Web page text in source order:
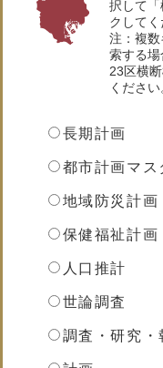
択して「
クしてく
注：複
索する
23区横
ください
長期計画
都市計画マス
地域防災計画
保健福祉計画
人口推計
世論調査
調査・研究・